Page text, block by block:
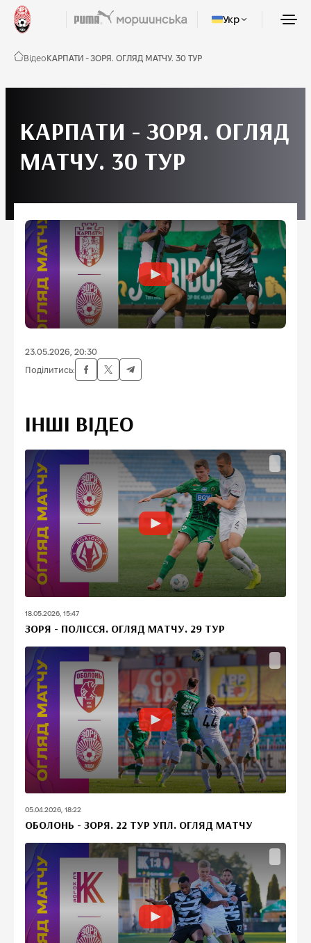
Укр
ВідеоКАРПАТИ - ЗОРЯ. ОГЛЯД МАТЧУ. 30 ТУР
КАРПАТИ - ЗОРЯ. ОГЛЯД
МАТЧУ. 30 ТУР
23.05.2026, 20:30
Поділитись:
ІНШІ ВІДЕО
18.05.2026, 15:47
ЗОРЯ - ПОЛІССЯ. ОГЛЯД МАТЧУ. 29 ТУР
05.04.2026, 18:22
ОБОЛОНЬ - ЗОРЯ. 22 ТУР УПЛ. ОГЛЯД МАТЧУ